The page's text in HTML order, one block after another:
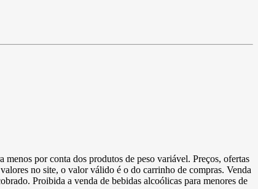
por conta dos produtos de peso variável. Preços, ofertas
no site, o valor válido é o do carrinho de compras. Venda
Proibida a venda de bebidas alcoólicas para menores de